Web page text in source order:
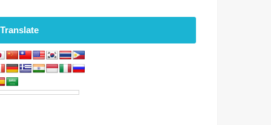
Translate